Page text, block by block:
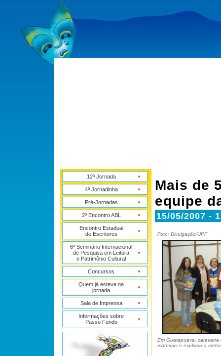
12ª Jornada
4ª Jornadinha
Pré-Jornadas
2º Encontro ABL
Encontro Estadual
de Escritores
6º Seminário Internacional
de Pesquisa em Leitura
e Patrimônio Cultural
Concursos
Quem já esteve na
jornada
Sala de Imprensa
Informações sobre
Passo Fundo
Mais de
equipe
15/05/2007 -
Foto: Divulgação/UPF
Em Guarapuava, caravana
materiais e explicou a